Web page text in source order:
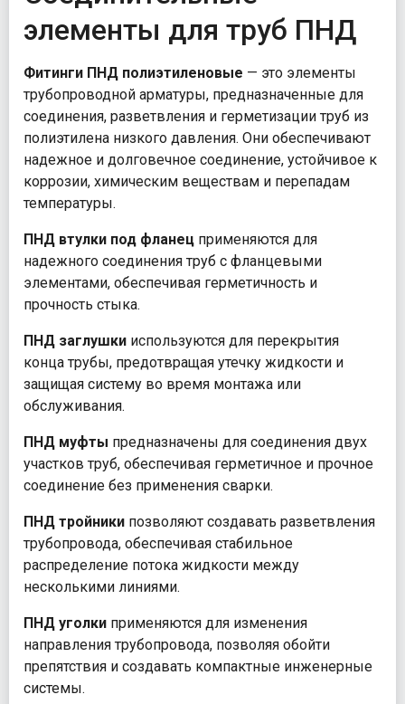
элементы для труб ПНД
Фитинги ПНД полиэтиленовые — это элементы
трубопроводной арматуры, предназначенные для
соединения, разветвления и герметизации труб из
полиэтилена низкого давления. Они обеспечивают
надежное и долговечное соединение, устойчивое к
коррозии, химическим веществам и перепадам
температуры.
ПНД втулки под фланец применяются для
надежного соединения труб с фланцевыми
элементами, обеспечивая герметичность и
прочность стыка.
ПНД заглушки используются для перекрытия
конца трубы, предотвращая утечку жидкости и
защищая систему во время монтажа или
обслуживания.
ПНД муфты предназначены для соединения двух
участков труб, обеспечивая герметичное и прочное
соединение без применения сварки.
ПНД тройники позволяют создавать разветвления
трубопровода, обеспечивая стабильное
распределение потока жидкости между
несколькими линиями.
ПНД уголки применяются для изменения
направления трубопровода, позволяя обойти
препятствия и создавать компактные инженерные
системы.